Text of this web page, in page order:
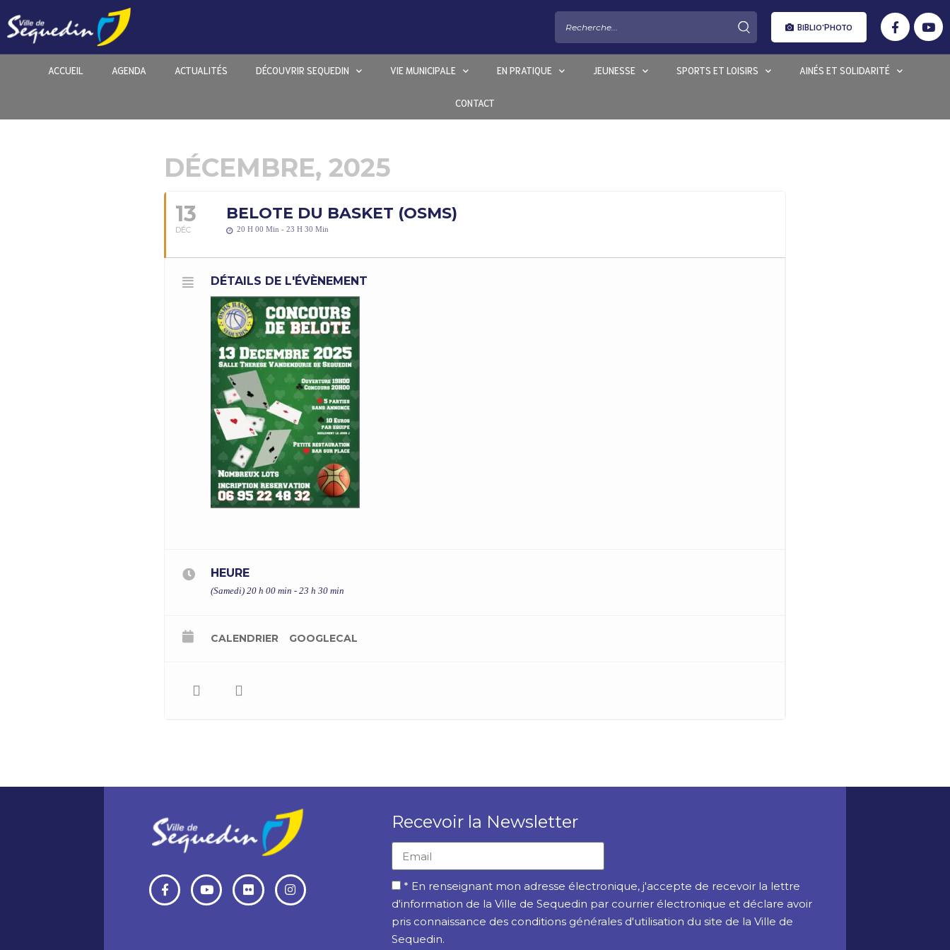
BIBLIO'PHOTO
ACCUEIL AGENDA ACTUALITÉS DÉCOUVRIR SEQUEDIN VIE MUNICIPALE EN PRATIQUE JEUNESSE SPORTS ET LOISIRS AINÉS ET SOLIDARITÉ
CONTACT
DÉCEMBRE, 2025
13
DÉC
BELOTE DU BASKET (OSMS)
20 H 00 Min - 23 H 30 Min
DÉTAILS DE L'ÉVÈNEMENT
HEURE
(Samedi) 20 h 00 min - 23 h 30 min
CALENDRIER GOOGLECAL
Recevoir la Newsletter
* En renseignant mon adresse électronique, j'accepte de recevoir la lettre
d'information de la Ville de Sequedin par courrier électronique et déclare avoir
pris connaissance des conditions générales d'utilisation du site de la Ville de
Sequedin.